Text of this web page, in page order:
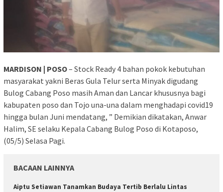
MARDISON | POSO– Stock Ready 4 bahan pokok kebutuhan
masyarakat yakni Beras Gula Telur serta Minyak digudang
Bulog Cabang Poso masih Aman dan Lancar khususnya bagi
kabupaten poso dan Tojo una-una dalam menghadapi covid19
hingga bulan Juni mendatang, ” Demikian dikatakan, Anwar
Halim, SE selaku Kepala Cabang Bulog Poso di Kotaposo,
(05/5) Selasa Pagi.
BACAAN LAINNYA
Aiptu Setiawan Tanamkan Budaya Tertib Berlalu Lintas